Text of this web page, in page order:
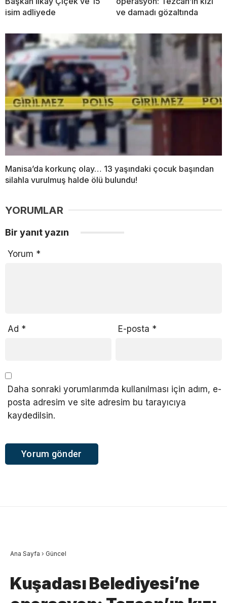
isim adliyede
ve damadı gözaltında
Manisa’da korkunç olay… 13 yaşındaki çocuk başından
silahla vurulmuş halde ölü bulundu!
YORUMLAR
Bir yanıt yazın
Yorum *
Ad * E-posta *
Daha sonraki yorumlarımda kullanılması için adım, e-
posta adresim ve site adresim bu tarayıcıya
kaydedilsin.
Ana Sayfa › Güncel
Kuşadası Belediyesi’ne